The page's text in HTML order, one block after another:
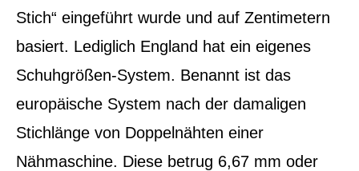
Stich“ eingeführt wurde und auf Zentimetern
basiert. Lediglich England hat ein eigenes
Schuhgrößen-System. Benannt ist das
europäische System nach der damaligen
Stichlänge von Doppelnähten einer
Nähmaschine. Diese betrug 6,67 mm oder